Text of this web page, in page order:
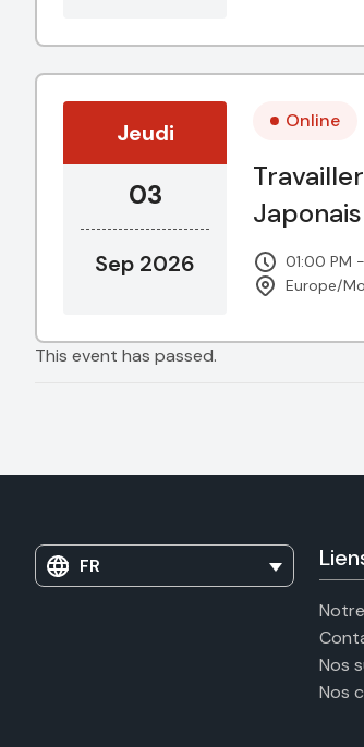
Jeudi
03
Sep 2026
Online
Japonais
01:00 PM
Europe/
This event has passed.
FR
Nos
Nos